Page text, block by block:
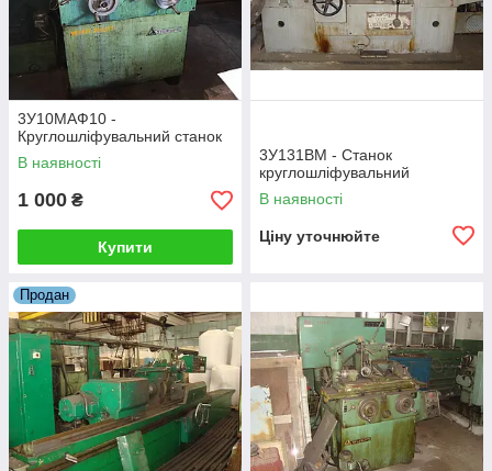
3У10МАФ10 -
Круглошліфувальний станок
В наявності
1 000 ₴
Купити
3У131ВМ - Станок
круглошліфувальний
В наявності
Ціну уточнюйте
Продан